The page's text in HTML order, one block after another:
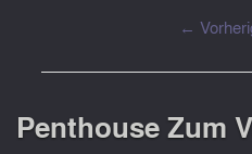
←
Penthouse Zum